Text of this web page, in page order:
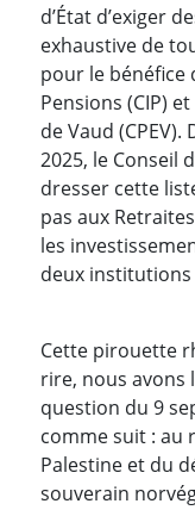
d’État d’exiger
exhaustive de
pour le bénéfice
Pensions (CIP)
de Vaud
2025, le Conseil
dresser cette
pas aux
les
deux
Cette pirouette
rire, nous avons
question du 9
comme suit : au
Palestine et du
souverain